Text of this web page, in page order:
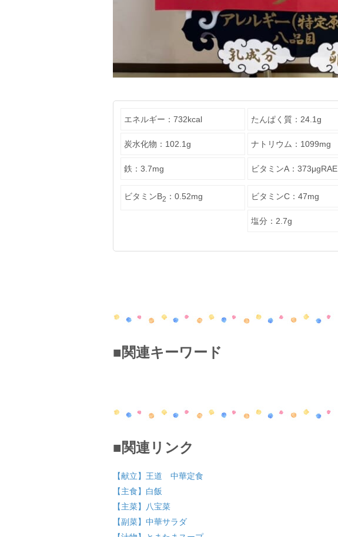
エネルギー：732kcal たんぱく質：24.1g
炭水化物：102.1g ナトリウム：1099mg
鉄：3.7mg ビタミンA：373μgRAE
ビタミンB2 ：0.52mg ビタミンC：47mg
塩分：2.7g
■関連キーワード
■関連リンク
【献立】王道 中華定食
【主食】白飯
【主菜】八宝菜
【副菜】中華サラダ